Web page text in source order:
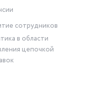
сотрудников
в области
цепочкой